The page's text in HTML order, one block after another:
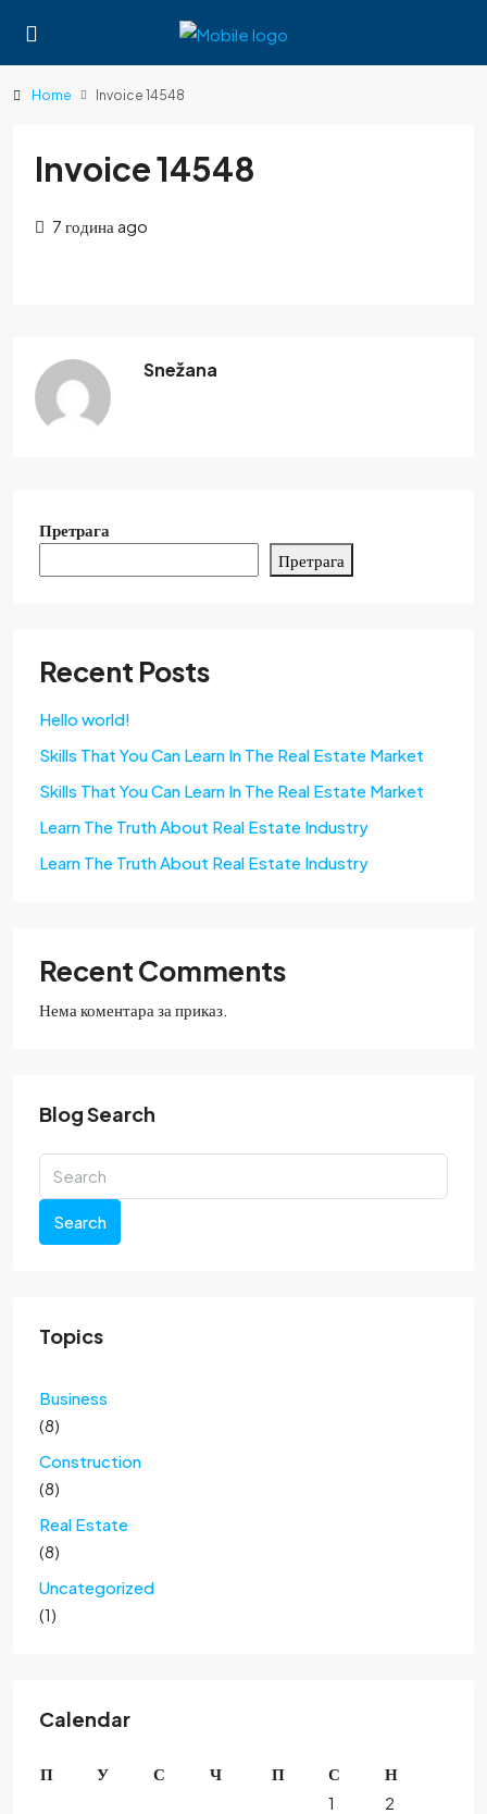
Home Invoice 14548
Invoice 14548
7 година ago
Snežana
Претрага
Претрага
Recent Posts
Hello world!
Skills That You Can Learn In The Real Estate Market
Skills That You Can Learn In The Real Estate Market
Learn The Truth About Real Estate Industry
Learn The Truth About Real Estate Industry
Recent Comments
Нема коментара за приказ.
Blog Search
Search
Topics
Business
(8)
Construction
(8)
Real Estate
(8)
Uncategorized
(1)
Calendar
П У С Ч П С
Н
1
2